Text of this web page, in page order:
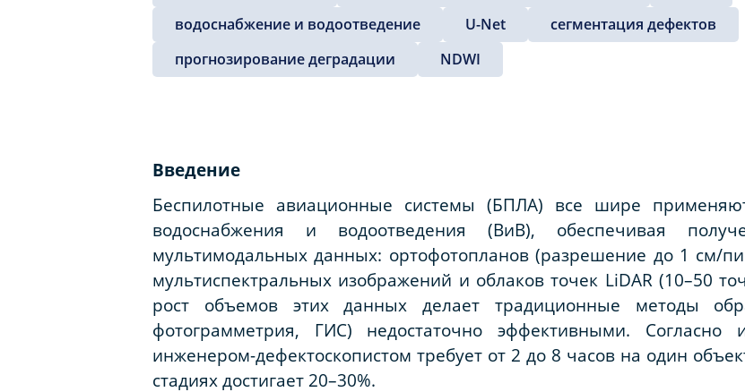
водоснабжение и водоотведение
U-Net
сегментация дефектов
прогнозирование деградации
NDWI
Введение
Беспилотные авиационные системы (БПЛА) все шире
водоснабжения и водоотведения (ВиВ), обеспечивая
мультимодальных данных: ортофотопланов (разрешение до 1 см/
мультиспектральных изображений и облаков точек LiDAR (10–50
рост объемов этих данных делает традиционные методы
фотограмметрия, ГИС) недостаточно эффективными. Согласно
инженером-дефектоскопистом требует от 2 до 8 часов на один
стадиях достигает 20–30%.